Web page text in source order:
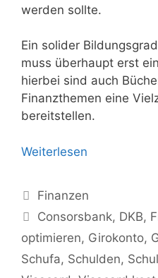
werden sollte.
Ein solider
muss überhaupt erst
hierbei sind auch
Finanzthemen eine
bereitstellen.
Weiterlesen
Kategorien
Finanzen
Schlagwörter
Consorsbank, DKB,
optimieren, Girokonto,
Schufa, Schulden,